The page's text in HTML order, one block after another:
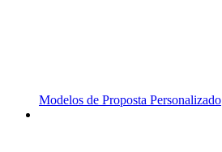
Modelos de Proposta Personalizado